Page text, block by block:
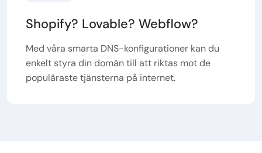
Shopify? Lovable? Webflow?
Med våra smarta DNS-konfigurationer kan du
enkelt styra din domän till att riktas mot de
populäraste tjänsterna på internet.